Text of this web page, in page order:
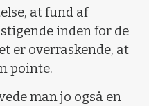
at fund af
inden for de
er overraskende, at
pointe.
man jo også en